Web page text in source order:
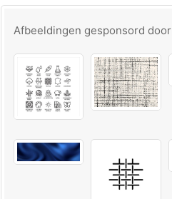
Afbeeldingen gesponsord door